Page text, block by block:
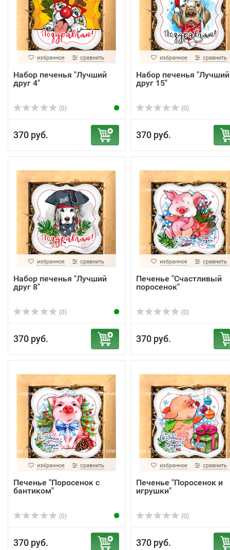
избранное сравнить
Набор печенья "Лучший
друг 4"
(0)
370 руб.
избранное сравнить
Набор печенья "Лучший
друг 15"
(0)
370 руб.
избранное сравнить
Набор печенья "Лучший
друг 8"
(0)
370 руб.
избранное сравнить
Печенье "Счастливый
поросенок"
(0)
370 руб.
избранное сравнить
Печенье "Поросенок с
бантиком"
(0)
370 руб.
избранное сравнить
Печенье "Поросенок и
игрушки"
(0)
370 руб.